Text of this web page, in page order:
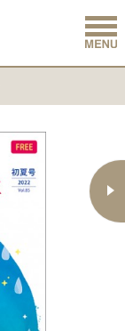
新百合ヶ